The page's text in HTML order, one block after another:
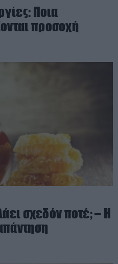
Ποια
προσοχή
σχεδόν ποτέ; – Η